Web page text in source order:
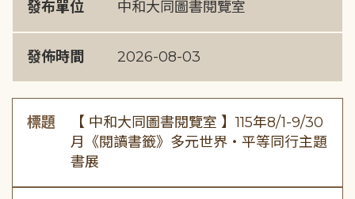
發布單位 中和大同圖書閱覽室
發佈時間 2026-08-03
標題
【 中和大同圖書閱覽室 】115年8/1-9/30
月《閱讀書籤》多元世界・平等同行主題
書展